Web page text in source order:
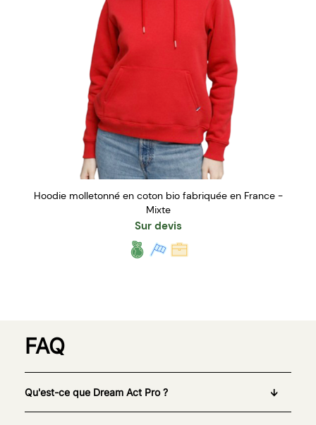
Hoodie molletonné en coton bio fabriquée en France -
Mixte
Sur devis
FAQ
Qu'est-ce que Dream Act Pro ?